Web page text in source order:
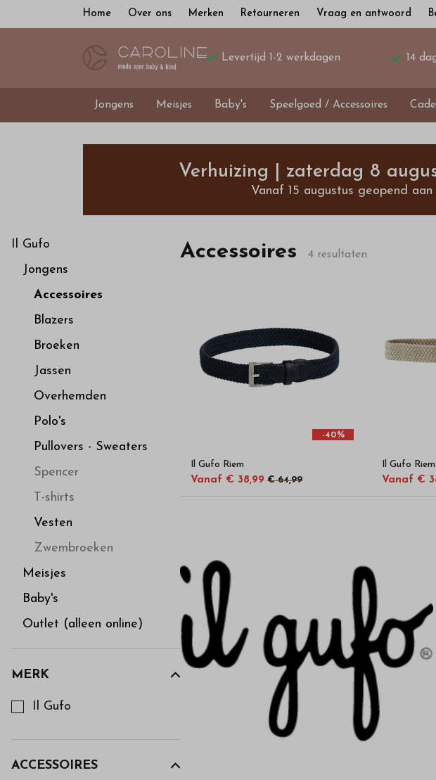
Home Over ons Merken Retourneren Vraag en antwoord
Levertijd 1-2 werkdagen 14
Jongens Meisjes Baby's Speelgoed / Accessoires
Accessoires
Bestel
kinderkleding
van
hoge
kwaliteit
onze
webshop
Verhuizing | zaterdag 8
Vanaf 15 augustus geopend
Il Gufo
Jongens
Accessoires
Blazers
Broeken
Jassen
Overhemden
Polo's
Pullovers - Sweaters
Spencer
T-shirts
Vesten
Zwembroeken
Meisjes
Baby's
Outlet (alleen online)
MERK
Il Gufo
ACCESSOIRES
Accessoires 4 resultaten
-40%
Il Gufo Riem
Vanaf € 38,99 € 64,99
Il Gufo Riem
Vanaf €